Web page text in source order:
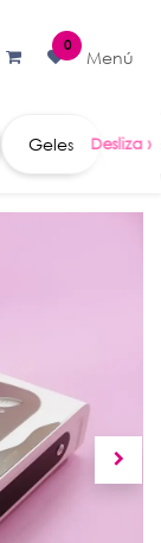
0
Menú
Geles